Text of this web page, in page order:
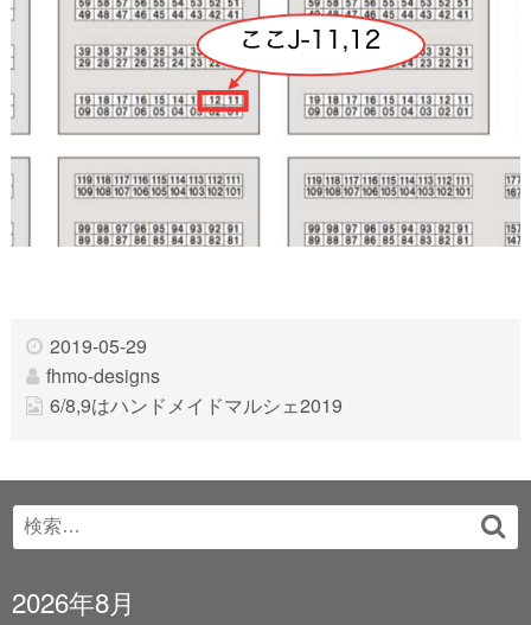
2019-05-29
fhmo-designs
6/8,9はハンドメイドマルシェ2019
Search
for:
2026年8月